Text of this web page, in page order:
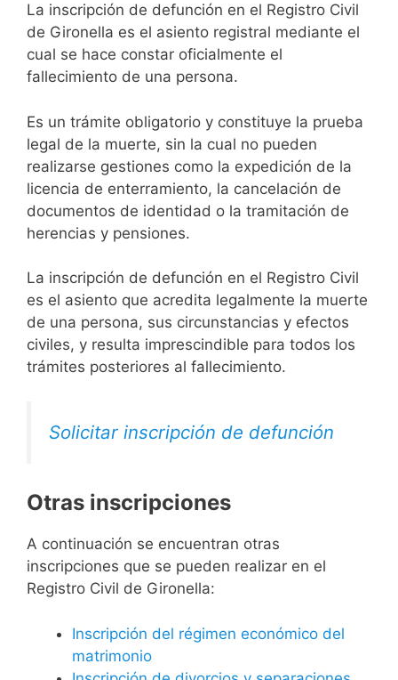
La inscripción de defunción en el Registro Civil
de Gironella es el asiento registral mediante el
cual se hace constar oficialmente el
fallecimiento de una persona.
Es un trámite obligatorio y constituye la prueba
legal de la muerte, sin la cual no pueden
realizarse gestiones como la expedición de la
licencia de enterramiento, la cancelación de
documentos de identidad o la tramitación de
herencias y pensiones.
La inscripción de defunción en el Registro Civil
es el asiento que acredita legalmente la muerte
de una persona, sus circunstancias y efectos
civiles, y resulta imprescindible para todos los
trámites posteriores al fallecimiento.
Solicitar inscripción de defunción
Otras inscripciones
A continuación se encuentran otras
inscripciones que se pueden realizar en el
Registro Civil de Gironella:
Inscripción del régimen económico del
matrimonio